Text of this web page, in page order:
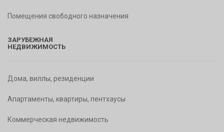
Помещения свободного назначения
ЗАРУБЕЖНАЯ
НЕДВИЖИМОСТЬ
Дома, виллы, резиденции
Апартаменты, квартиры, пентхаусы
Коммерческая недвижимость